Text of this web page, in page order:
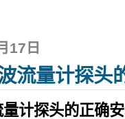
17日
流量计探头
计探头的正确